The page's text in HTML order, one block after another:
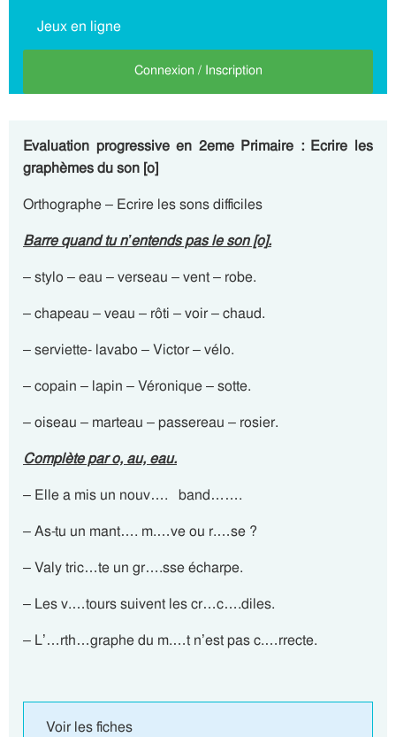
Jeux en ligne
Connexion / Inscription
Evaluation progressive en 2eme Primaire : Ecrire les
graphèmes du son [o]
Orthographe – Ecrire les sons difficiles
Barre quand tu n’entends pas le son [o].
– stylo – eau – verseau – vent – robe.
– chapeau – veau – rôti – voir – chaud.
– serviette- lavabo – Victor – vélo.
– copain – lapin – Véronique – sotte.
– oiseau – marteau – passereau – rosier.
Complète par o, au, eau.
– Elle a mis un nouv…. band…….
– As-tu un mant…. m.…ve ou r.…se ?
– Valy tric…te un gr….sse écharpe.
– Les v.…tours suivent les cr…c….diles.
– L’…rth…graphe du m.…t n’est pas c.…rrecte.
Voir les fiches